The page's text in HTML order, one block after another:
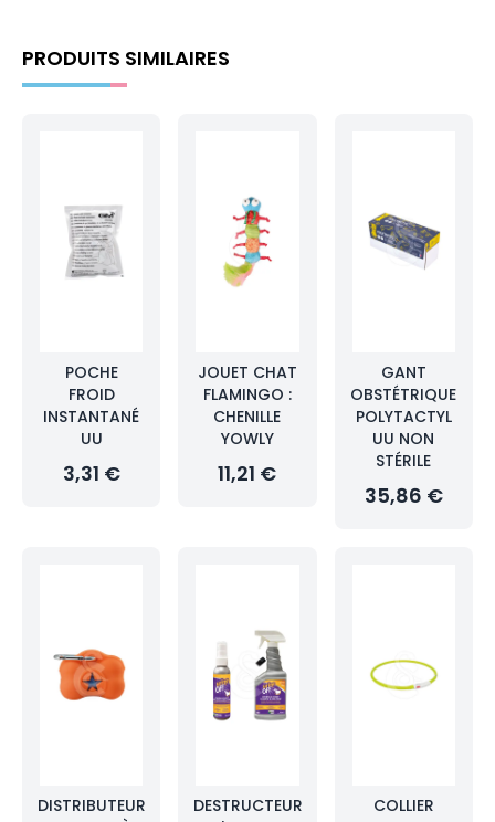
PRODUITS SIMILAIRES
POCHE
FROID
INSTANTANÉ
UU
3,31 €
JOUET CHAT
FLAMINGO :
CHENILLE
YOWLY
11,21 €
GANT
OBSTÉTRIQUE
POLYTACTYL
UU NON
STÉRILE
35,86 €
DISTRIBUTEUR
DESTRUCTEUR
COLLIER